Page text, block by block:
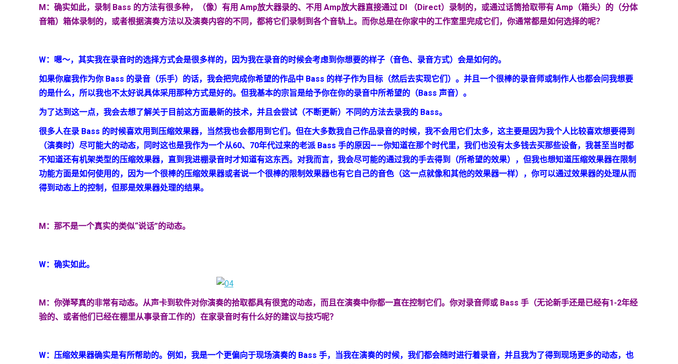
M：确实如此，录制 Bass 的方法有很多种，（像）有用 Amp放大器录的、不用 Amp放大器直接通过DI （Direct）录制的，或通过话筒拾取带有 Amp （箱头）的（分体
音箱）箱体录制的，或者根据演奏方法以及演奏内容的不同，都将它们录制到各个音轨上。而你总是在你家中的工作室里完成它们，你通常都是如何选择的呢？
W： 嗯～，其实我在录音时的选择方式会是很多样的，因为我在录音的时候会考虑到你想要的样子（音色、录音方式）会是如何的。
如果你雇我作为你 Bass 的录音（乐手）的话，我会把完成你希望的作品中 Bass 的样子作为目标（然后去实现它们）。并且一个很棒的录音师或制作人也都会问我想要
的是什么，所以我也不太好说具体采用那种方式是好的。但我基本的宗旨是给予你在你的录音中所希望的（Bass 声音）。
为了达到这一点，我会去想了解关于目前这方面最新的技术，并且会尝试（不断更新）不同的方法去录我的 Bass。
很多人在录 Bass 的时候喜欢用到压缩效果器，当然我也会都用到它们。但在大多数我自己作品录音的时候，我不会用它们太多，这主要是因为我个人比较喜欢想要得到
（演奏时）尽可能大的动态，同时这也是我作为一个从60、 70年代过来的老派 Bass 手的原因——你知道在那个时代里，我们也没有太多钱去买那些设备，我甚至当时都
不知道还有机架类型的压缩效果器，直到我进棚录音时才知道有这东西。对我而言，我会尽可能的通过我的手去得到（所希望的效果），但我也想知道压缩效果器在限制
功能方面是如何使用的，因为一个很棒的压缩效果器或者说一个很棒的限制效果器也有它自己的音色（这一点就像和其他的效果器一样），你可以通过效果器的处理从而
得到动态上的控制，但那是效果器处理的结果。
M：那不是一个真实的类似“说话”的动态。
W：确实如此。
M：你弹琴真的非常有动态。从声卡到软件对你演奏的拾取都具有很宽的动态，而且在演奏中你都一直在控制它们。你对录音师或 Bass 手（无论新手还是已经有1-2年经
验的、或者他们已经在棚里从事录音工作的）在家录音时有什么好的建议与技巧呢？
W：压缩效果器确实是有所帮助的。例如，我是一个更偏向于现场演奏的 Bass 手，当我在演奏的时候，我们都会随时进行着录音，并且我为了得到现场更多的动态，也